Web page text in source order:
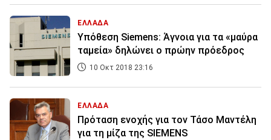
ΕΛΛΑΔΑ
Υπόθεση Siemens: Άγνοια για τα «μαύρα
ταμεία» δηλώνει ο πρώην πρόεδρος
10 Οκτ 2018 23:16
ΕΛΛΑΔΑ
Πρόταση ενοχής για τον Τάσο Μαντέλη
για τη μίζα της SIEMENS